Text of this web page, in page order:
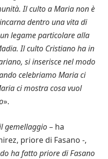
Il culto a Maria non è
dentro una vita di
legame particolare alla
Il culto Cristiano ha in
si inserisce nel modo
celebriamo Maria ci
ci mostra cosa vuol
».
gemellaggio– ha
priore di Fasano -,
ha fatto priore di Fasano